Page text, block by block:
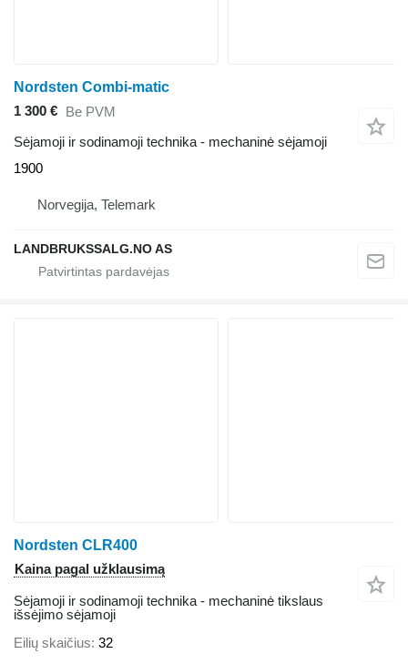
Nordsten Combi-matic
1 300 € Be PVM
Sėjamoji ir sodinamoji technika - mechaninė sėjamoji
1900
Norvegija, Telemark
LANDBRUKSSALG.NO AS
Nordsten CLR400
Kaina pagal užklausimą
Sėjamoji ir sodinamoji technika - mechaninė tikslaus
išsėjimo sėjamoji
Eilių skaičius 32